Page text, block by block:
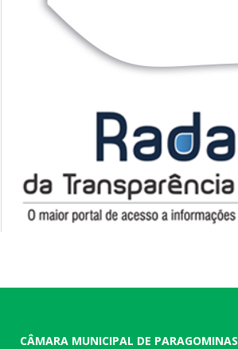
CÂMARA MUNICIPAL DE PARAGOMINAS